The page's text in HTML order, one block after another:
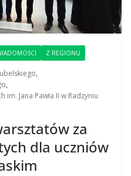
Z REGIONU
,
,
im. Jana Pawła II w Radzyniu
za
dla uczniów